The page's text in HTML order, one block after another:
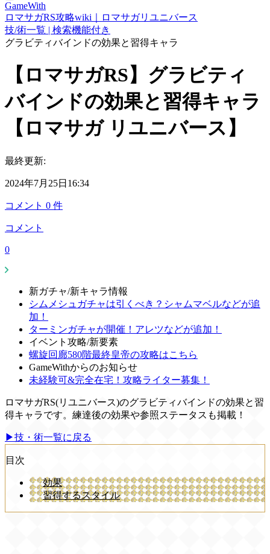
GameWith
ロマサガRS攻略wiki｜ロマサガリユニバース
技/術一覧 | 検索機能付き
グラビティバインドの効果と習得キャラ
【ロマサガRS】グラビティ
バインドの効果と習得キャラ
【ロマサガ リユニバース】
最終更新:
2024年7月25日16:34
コメント 0 件
コメント
0
新ガチャ/新キャラ情報
シムメシュガチャは引くべき？シャムマベルなどが追
加！
ターミンガチャが開催！アレツなどが追加！
イベント攻略/新要素
螺旋回廊580階最終皇帝の攻略はこちら
GameWithからのお知らせ
未経験可&完全在宅！攻略ライター募集！
ロマサガRS(リユニバース)のグラビティバインドの効果と習
得キャラです。練達後の効果や参照ステータスも掲載！
▶技・術一覧に戻る
目次
効果
習得するスタイル